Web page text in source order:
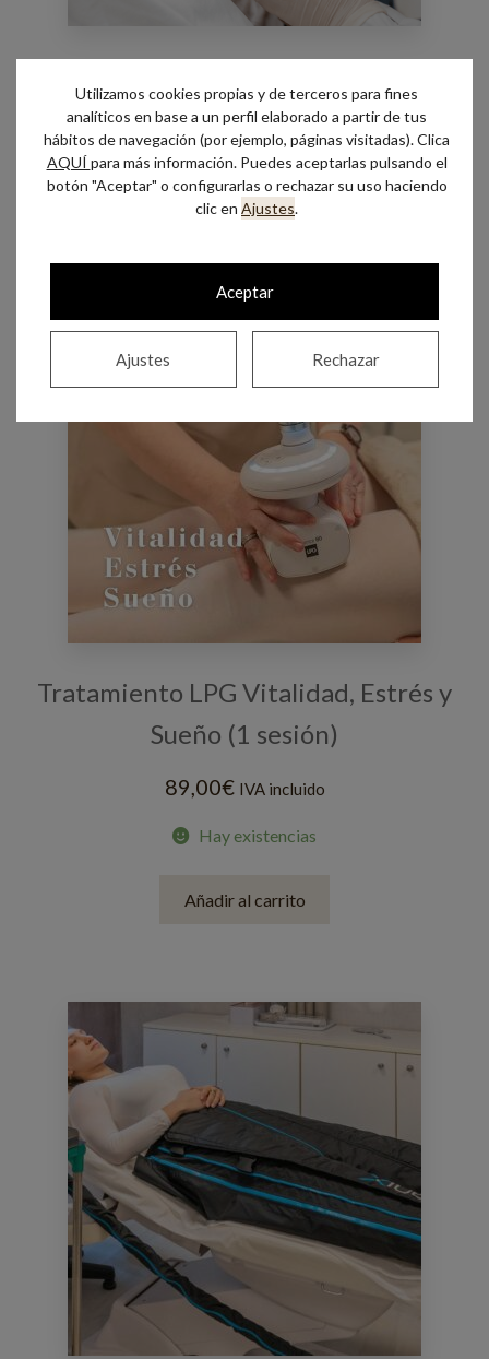
Hay existencias
Leer más
Tratamiento LPG Vitalidad, Estrés y
Sueño (1 sesión)
89,00€ IVA incluido
Hay existencias
Añadir al carrito
Utilizamos cookies propias y de terceros para fines
analíticos en base a un perfil elaborado a partir de tus
hábitos de navegación (por ejemplo, páginas visitadas). Clica
AQUÍpara más información. Puedes aceptarlas pulsando el
botón "Aceptar" o configurarlas o rechazar su uso haciendo
clic en Ajustes.
Aceptar
Rechazar
Ajustes